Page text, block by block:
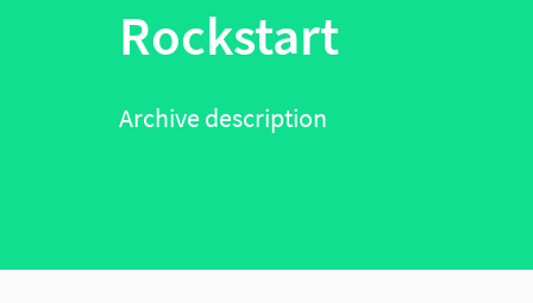
Rockstart
Archive description